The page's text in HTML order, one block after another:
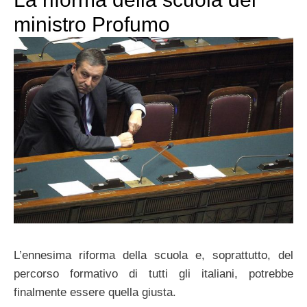
ministro Profumo
L’ennesima riforma della scuola e, soprattutto, del
percorso formativo di tutti gli italiani, potrebbe
finalmente essere quella giusta.